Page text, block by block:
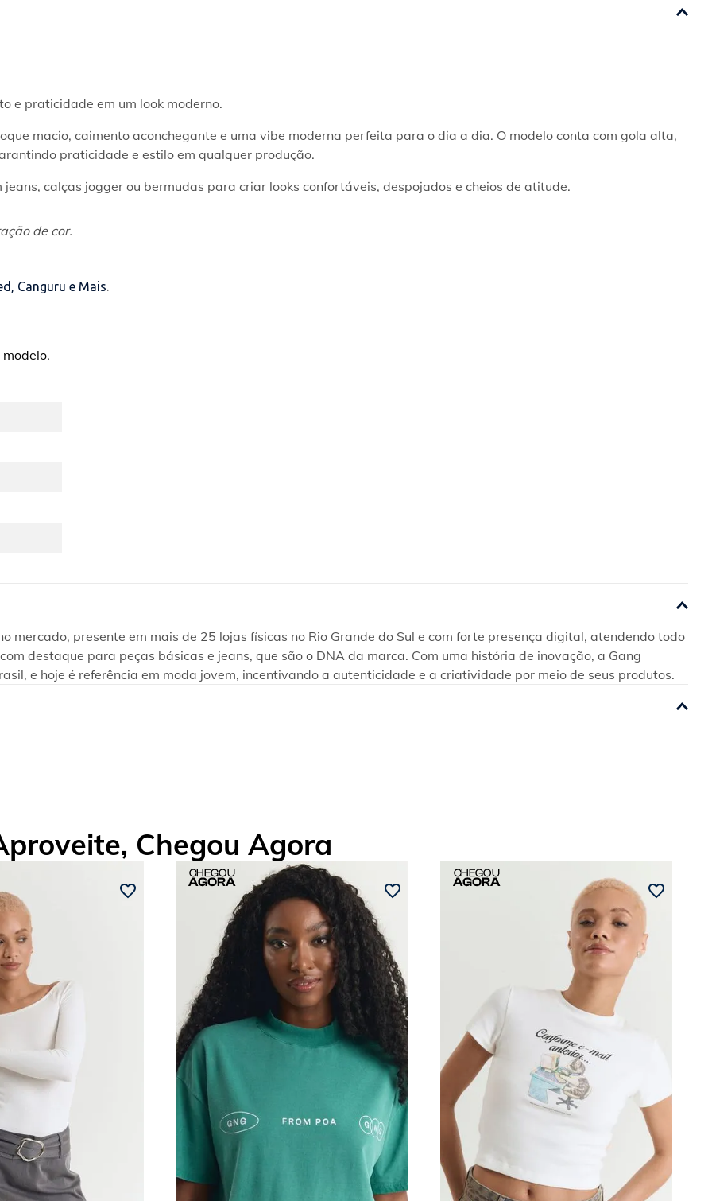
e praticidade em um look moderno.
macio, caimento aconchegante e uma vibe moderna perfeita para o dia a dia. O modelo conta com gola alta,
praticidade e estilo em qualquer produção.
calças jogger ou bermudas para criar looks confortáveis, despojados e cheios de atitude.
de cor.
Canguru e Mais.
mercado, presente em mais de 25 lojas físicas no Rio Grande do Sul e com forte presença digital, atendendo todo
destaque para peças básicas e jeans, que são o DNA da marca. Com uma história de inovação, a Gang
e hoje é referência em moda jovem, incentivando a autenticidade e a criatividade por meio de seus produtos.
Chegou Agora